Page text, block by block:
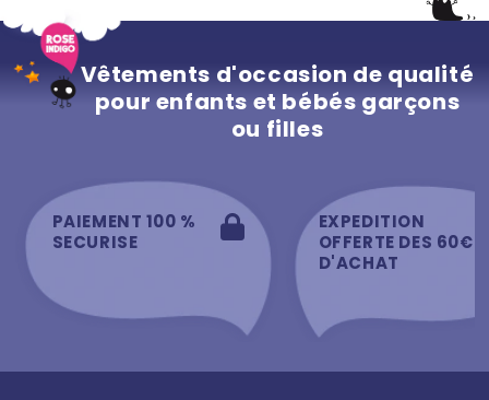
Vêtements d'occasion de qualité
pour enfants et bébés garçons
ou filles
PAIEMENT 100 %
SECURISE
EXPEDITION
OFFERTE DES 60€
D'ACHAT